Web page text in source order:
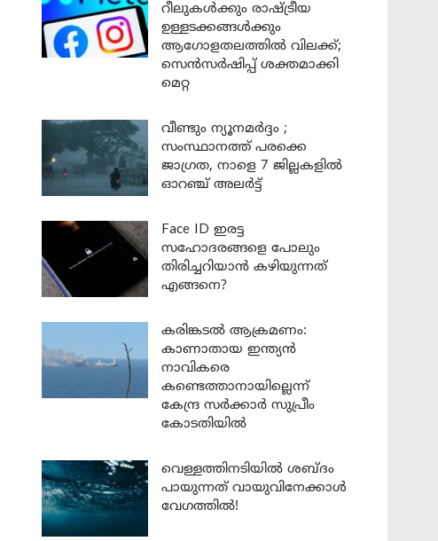
റീലുകൾക്കും രാഷ്ട്രീയ
ഉള്ളടക്കങ്ങൾക്കും
ആഗോളതലത്തിൽ വിലക്ക്;
സെൻസർഷിപ്പ് ശക്തമാക്കി
മെറ്റ
വീണ്ടും ന്യൂനമർദ്ദം ;
സംസ്ഥാനത്ത് പരക്കെ
ജാഗ്രത, നാളെ 7 ജില്ലകളിൽ
ഓറഞ്ച് അലർട്ട്
Face ID ഇരട്ട
സഹോദരങ്ങളെ പോലും
തിരിച്ചറിയാൻ കഴിയുന്നത്
എങ്ങനെ?
കരിങ്കടൽ ആക്രമണം:
കാണാതായ ഇന്ത്യൻ
നാവികരെ
കണ്ടെത്താനായില്ലെന്ന്
കേന്ദ്ര സർക്കാർ സുപ്രീം
കോടതിയിൽ
വെള്ളത്തിനടിയിൽ ശബ്ദം
പായുന്നത് വായുവിനേക്കാൾ
വേഗത്തിൽ!